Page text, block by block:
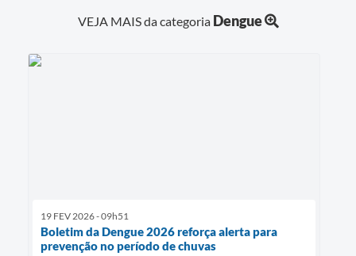
VEJA MAIS da categoria Dengue
19 FEV 2026 - 09h51
Boletim da Dengue 2026 reforça alerta para
prevenção no período de chuvas